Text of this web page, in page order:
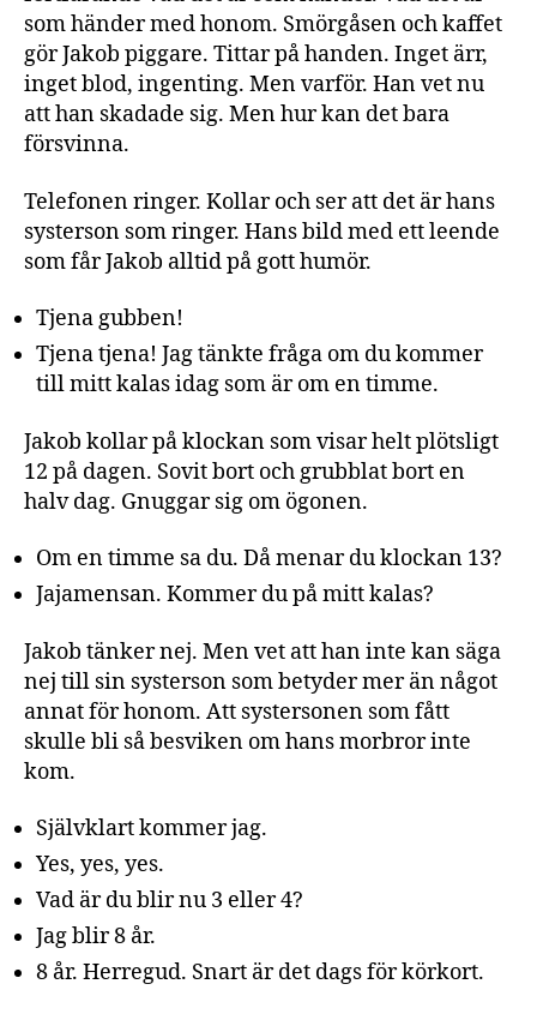
som händer med honom. Smörgåsen och kaffet
gör Jakob piggare. Tittar på handen. Inget ärr,
inget blod, ingenting. Men varför. Han vet nu
att han skadade sig. Men hur kan det bara
försvinna.
Telefonen ringer. Kollar och ser att det är hans
systerson som ringer. Hans bild med ett leende
som får Jakob alltid på gott humör.
Tjena gubben!
Tjena tjena! Jag tänkte fråga om du kommer
till mitt kalas idag som är om en timme.
Jakob kollar på klockan som visar helt plötsligt
12 på dagen. Sovit bort och grubblat bort en
halv dag. Gnuggar sig om ögonen.
Om en timme sa du. Då menar du klockan 13?
Jajamensan. Kommer du på mitt kalas?
Jakob tänker nej. Men vet att han inte kan säga
nej till sin systerson som betyder mer än något
annat för honom. Att systersonen som fått
skulle bli så besviken om hans morbror inte
kom.
Självklart kommer jag.
Yes, yes, yes.
Vad är du blir nu 3 eller 4?
Jag blir 8 år.
8 år. Herregud. Snart är det dags för körkort.